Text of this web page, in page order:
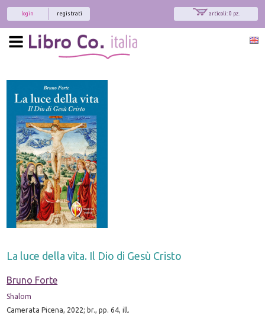
articoli: 0 pz.
registrati
login
La luce della vita. Il Dio di Gesù Cristo
Bruno Forte
Shalom
Camerata Picena, 2022; br., pp. 64, ill.